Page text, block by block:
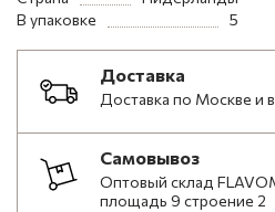
В упаковке
5
Доставка
Доставка по Москве и
Самовывоз
Оптовый склад
площадь 9 строение 2